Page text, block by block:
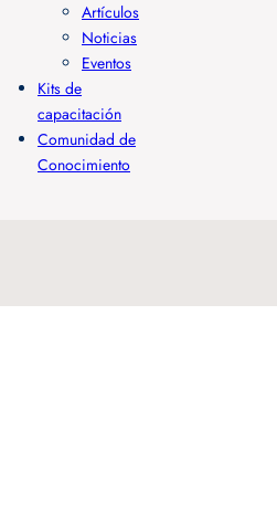
Artículos
Noticias
Eventos
Kits de
capacitación
Comunidad de
Conocimiento